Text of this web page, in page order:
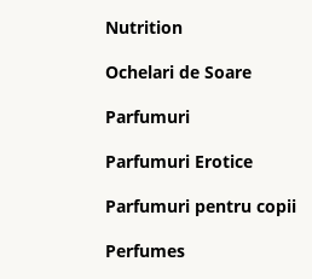
Nutrition
Ochelari de Soare
Parfumuri
Parfumuri Erotice
Parfumuri pentru copii
Perfumes